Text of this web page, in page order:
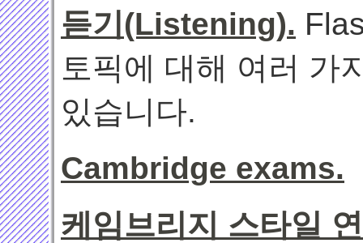
듣기(Listening).
토픽에 대해 여러 가
있습니다.
Cambridge exams.
케임브리지 스타일